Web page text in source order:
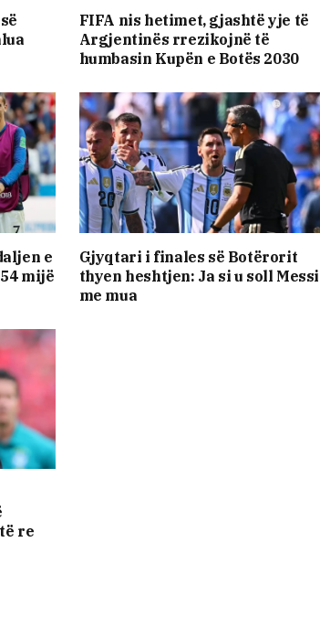
FIFA nis hetimet, gjashtë yje të
Argjentinës rrezikojnë të
humbasin Kupën e Botës 2030
e
mijë
Gjyqtari i finales së Botërorit
thyen heshtjen: Ja si u soll Messi
me mua
re